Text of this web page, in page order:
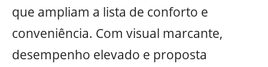
que ampliam a lista de conforto e
conveniência. Com visual marcante,
desempenho elevado e proposta